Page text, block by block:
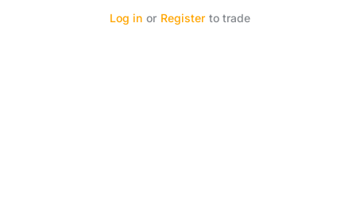
Log in or Register to trade